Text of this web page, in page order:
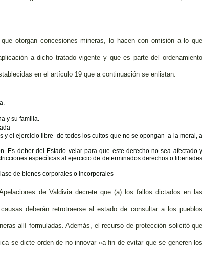
otorgan concesiones mineras, lo hacen con omisión a lo que
a dicho tratado vigente y que es parte del ordenamiento
en el artículo 19 que a continuación se enlistan:
y su familia.
y el ejercicio libre de todos los cultos que no se opongan a la moral, a
Es deber del Estado velar para que este derecho no sea afectado y
específicas al ejercicio de determinados derechos o libertades
de bienes corporales o incorporales
de Valdivia decrete que (a) los fallos dictados en las
deberán retrotraerse al estado de consultar a los pueblos
allí formuladas. Además, el recurso de protección solicitó que
se dicte orden de no innovar «a fin de evitar que se generen los